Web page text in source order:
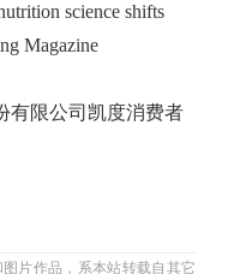
science shifts
Magazine
有限公司凯度消费者
片作品，系本站转载自其它